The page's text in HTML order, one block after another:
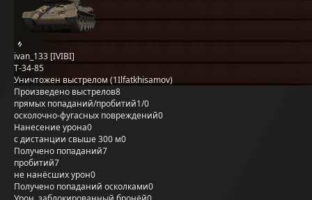
ivan_133 [IVIBI]
Т-34-85
Уничтожен выстрелом (1Ilfatkhisamov)
Произведено выстрелов8
прямых попаданий/пробитий1/0
осколочно-фугасных повреждений0
Нанесение урона0
с дистанции свыше 300 м0
Получено попаданий7
пробитий7
не нанёсших урон0
Получено попаданий осколками0